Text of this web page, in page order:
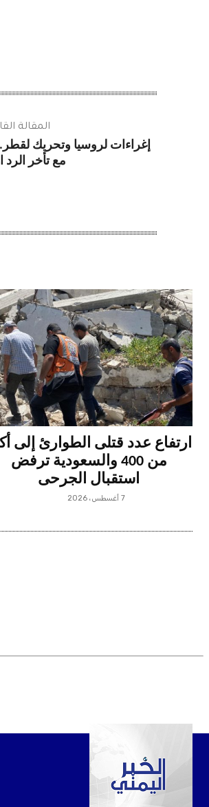
المقالة
إغراءات لروسيا وتحريك
مع تأخر الرد
ارتفاع عدد قتلى الطوارئ إلى
من 400 والسعودية ترفض
استقبال الجرحى
7 أغسطس، 2026